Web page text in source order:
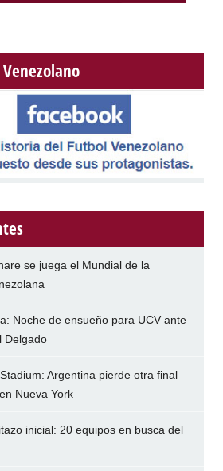
se juega el Mundial de la
Noche de ensueño para UCV ante
Delgado
Argentina pierde otra final
Nueva York
inicial: 20 equipos en busca del